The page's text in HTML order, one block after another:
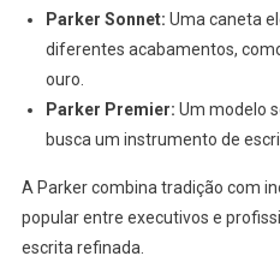
Parker Sonnet: Uma caneta
diferentes acabamentos,
ouro.
Parker Premier: Um modelo
busca um instrumento de
A Parker combina tradição com
popular entre executivos e
escrita refinada.